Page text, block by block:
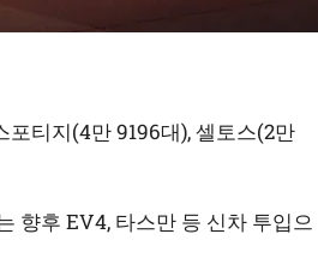
포티지(4만 9196대), 셀토스(2만
향후 EV4, 타스만 등 신차 투입으